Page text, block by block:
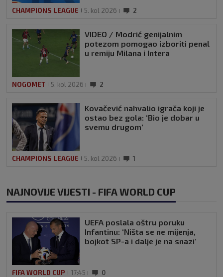
CHAMPIONS LEAGUE 5. kol 2026 2
VIDEO / Modrić genijalnim
potezom pomogao izboriti penal
u remiju Milana i Intera
NOGOMET 5. kol 2026 2
Kovačević nahvalio igrača koji je
ostao bez gola: ‘Bio je dobar u
svemu drugom’
CHAMPIONS LEAGUE 5. kol 2026 1
NAJNOVIJE VIJESTI - FIFA WORLD CUP
UEFA poslala oštru poruku
Infantinu: ‘Ništa se ne mijenja,
bojkot SP-a i dalje je na snazi’
FIFA WORLD CUP 17:45 0